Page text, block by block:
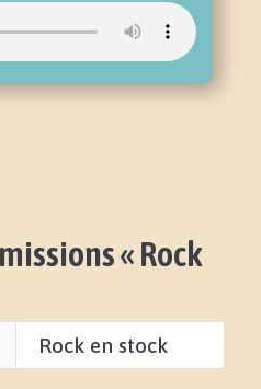
« Rock
Rock en stock